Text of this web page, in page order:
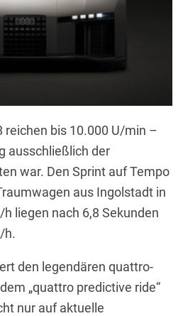
reichen bis 10.000 U/min –
ausschließlich der
war. Den Sprint auf Tempo
aus Ingolstadt in
liegen nach 6,8 Sekunden
h.
den legendären quattro-
„quattro predictive ride“
nur auf aktuelle